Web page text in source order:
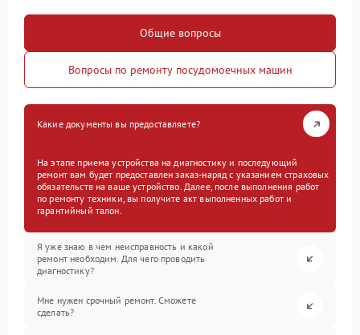
Общие вопросы
Вопросы по ремонту посудомоечных машин
Какие документы вы предоставляете?
На этапе приема устройства на диагностику и последующий
ремонт вам будет предоставлен заказ-наряд с указанием страховых
обязательств на ваше устройство. Далее, после выполнения работ
по ремонту техники, вы получите акт выполненных работ и
гарантийный талон.
Я уже знаю в чем неисправность и какой
ремонт необходим. Для чего проводить
диагностику?
Мне нужен срочный ремонт. Сможете
сделать?